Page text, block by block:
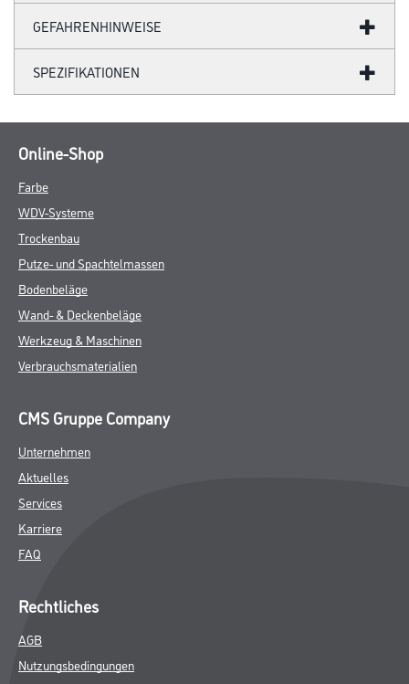
GEFAHRENHINWEISE
SPEZIFIKATIONEN
Online-Shop
Farbe
WDV-Systeme
Trockenbau
Putze- und Spachtelmassen
Bodenbeläge
Wand- & Deckenbeläge
Werkzeug & Maschinen
Verbrauchsmaterialien
CMS Gruppe Company
Unternehmen
Aktuelles
Services
Karriere
FAQ
Rechtliches
AGB
Nutzungsbedingungen